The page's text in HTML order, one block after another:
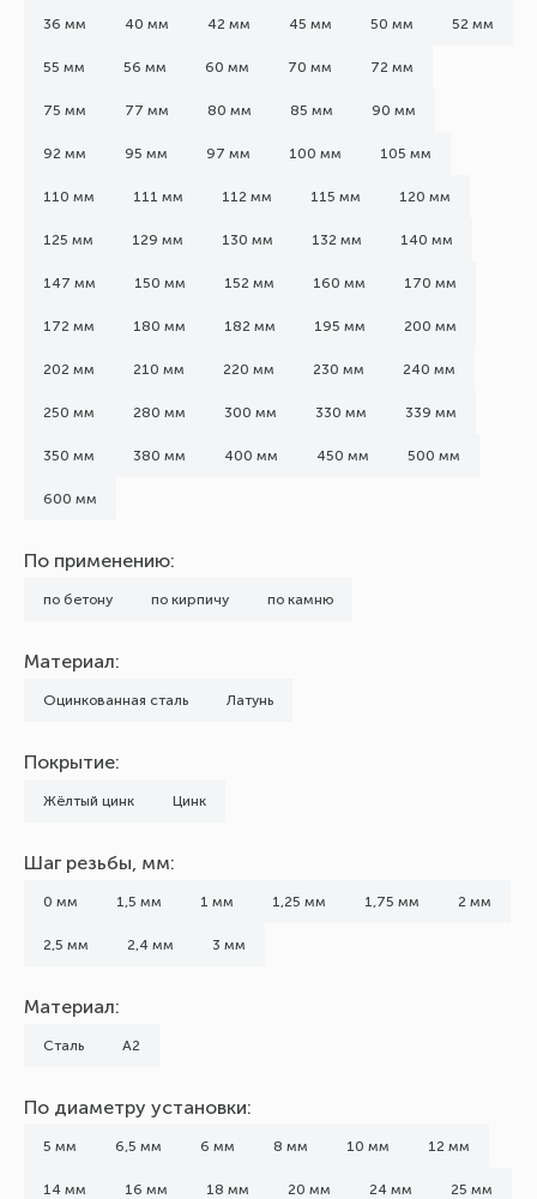
36 мм 40 мм 42 мм 45 мм 50 мм 52 мм
55 мм 56 мм 60 мм 70 мм 72 мм
75 мм 77 мм 80 мм 85 мм 90 мм
92 мм 95 мм 97 мм 100 мм 105 мм
110 мм 111 мм 112 мм 115 мм 120 мм
125 мм 129 мм 130 мм 132 мм 140 мм
147 мм 150 мм 152 мм 160 мм 170 мм
172 мм 180 мм 182 мм 195 мм 200 мм
202 мм 210 мм 220 мм 230 мм 240 мм
250 мм 280 мм 300 мм 330 мм 339 мм
350 мм 380 мм 400 мм 450 мм 500 мм
600 мм
По применению:
по бетону по кирпичу по камню
Материал:
Оцинкованная сталь Латунь
Покрытие:
Жёлтый цинк Цинк
Шаг резьбы, мм:
0 мм 1,5 мм 1 мм 1,25 мм 1,75 мм 2 мм
2,5 мм 2,4 мм 3 мм
Материал:
Сталь А2
По диаметру установки:
5 мм 6,5 мм 6 мм 8 мм 10 мм 12 мм
14 мм 16 мм 18 мм 20 мм 24 мм 25 мм